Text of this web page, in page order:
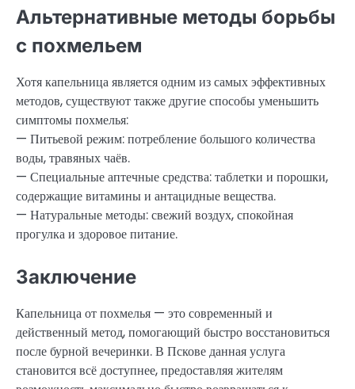
Альтернативные методы борьбы
с похмельем
Хотя капельница является одним из самых эффективных
методов, существуют также другие способы уменьшить
симптомы похмелья:
— Питьевой режим: потребление большого количества
воды, травяных чаёв.
— Специальные аптечные средства: таблетки и порошки,
содержащие витамины и антацидные вещества.
— Натуральные методы: свежий воздух, спокойная
прогулка и здоровое питание.
Заключение
Капельница от похмелья — это современный и
действенный метод, помогающий быстро восстановиться
после бурной вечеринки. В Пскове данная услуга
становится всё доступнее, предоставляя жителям